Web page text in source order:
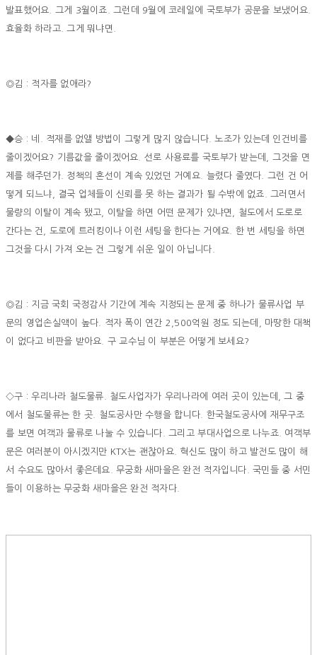
발표했어요. 그게 3월이죠. 그런데 9월에 코레일에 국토부가 공문을 보냈어요.
효율화 하라고. 그게 뭐냐면.
◎김 : 적자를 없애라?
◆승 : 네. 적재를 없앨 방법이 그렇게 많지 않습니다. 노조가 있는데 인건비를
줄이겠어요? 기름값을 줄이겠어요. 선로 사용료를 국토부가 받는데, 그것을 면
제를 해주던가. 정책의 혼선이 계속 있었던 거예요. 늘렸다 줄였다. 그런 건 어
떻게 되느냐, 결국 업체들이 신뢰를 못 하는 결과가 될 수밖에 없죠. 그러면서
물량의 이탈이 계속 됐고, 이탈을 하면 어떤 문제가 있냐면, 철도에서 도로로
간다는 건, 도로에 트러킹이나 이런 세팅을 한다는 거에요. 한 번 세팅을 하면
그것을 다시 가져 오는 건 그렇게 쉬운 일이 아닙니다.
◎김 : 지금 국회 국정감사 기간에 계속 지정되는 문제 중 하나가 물류사업 부
문의 영업손실액이 높다. 적자 폭이 연간 2,500억원 정도 되는데, 마땅한 대책
이 없다고 비판을 받아요. 구 교수님 이 부분은 어떻게 보세요?
◇구 : 우리나라 철도물류. 철도사업자가 우리나라에 여러 곳이 있는데, 그 중
에서 철도물류는 한 곳. 철도공사만 수행을 합니다. 한국철도공사에 재무구조
를 보면 여객과 물류로 나눌 수 있습니다. 그리고 부대사업으로 나누죠. 여객부
문은 여러분이 아시겠지만 KTX는 괜찮아요. 혁신도 많이 하고 발전도 많이 해
서 수요도 많아서 좋은데요. 무궁화 새마을은 완전 적자입니다. 국민들 중 서민
들이 이용하는 무궁화 새마을은 완전 적자다.